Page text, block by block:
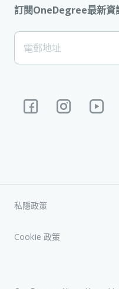
訂閱OneDegree最新資
[Footer]
Subscription
電郵地址
私隱政策
Cookie 政策